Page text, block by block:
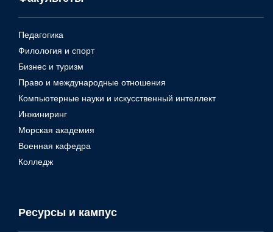
Педагогика
Филология и спорт
Бизнес и туризм
Право и международные отношения
Компьютерные науки и искусственный интеллект
Инжиниринг
Морская академия
Военная кафедра
Колледж
Ресурсы и кампус